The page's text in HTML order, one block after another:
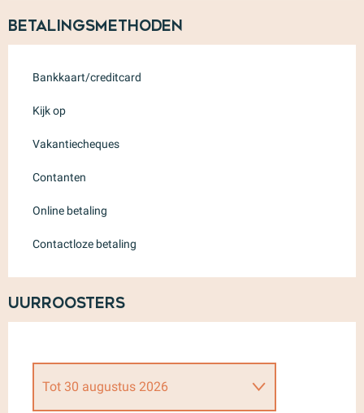
Betalingsmethoden
Bankkaart/creditcard
Kijk op
Vakantiecheques
Contanten
Online betaling
Contactloze betaling
Uurroosters
Tot 30 augustus 2026